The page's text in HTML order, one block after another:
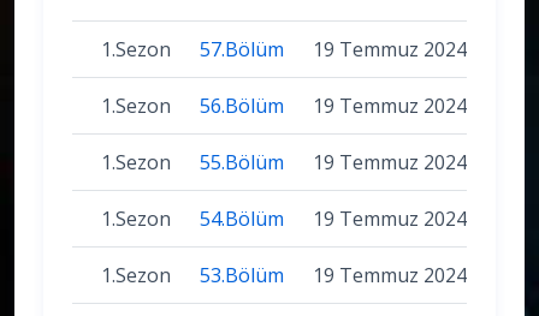
1.Sezon 57.Bölüm 19 Temmuz 2024
1.Sezon 56.Bölüm 19 Temmuz 2024
1.Sezon 55.Bölüm 19 Temmuz 2024
1.Sezon 54.Bölüm 19 Temmuz 2024
1.Sezon 53.Bölüm 19 Temmuz 2024